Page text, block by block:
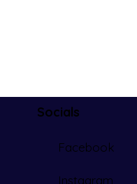
Socials
Facebook
Instagram